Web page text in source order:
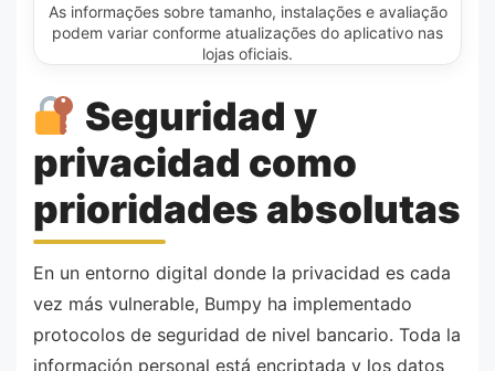
As informações sobre tamanho, instalações e avaliação
podem variar conforme atualizações do aplicativo nas
lojas oficiais.
Seguridad y
privacidad como
prioridades absolutas
En un entorno digital donde la privacidad es cada
vez más vulnerable, Bumpy ha implementado
protocolos de seguridad de nivel bancario. Toda la
información personal está encriptada y los datos